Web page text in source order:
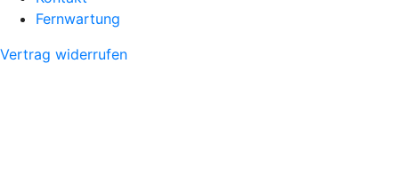
Fernwartung
Vertrag widerrufen